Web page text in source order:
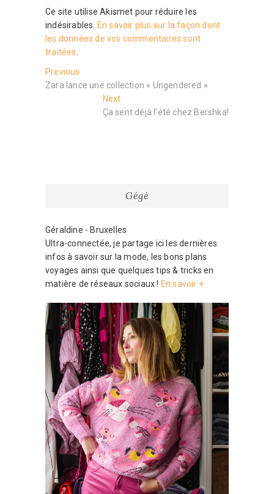
Ce site utilise Akismet pour réduire les
indésirables.
En savoir plus sur la façon dont
les données de vos commentaires sont
traitées
Navigation
de
Previous
post:
Zara lance une collection « Ungendered »
NextNext
post:
Ça sent déjà l’été chez Bershka!
Gégé
Géraldine - Bruxelles
Ultra-connectée, je partage ici les dernières
infos à savoir sur la mode, les bons plans
voyages ainsi que quelques tips & tricks en
matière de réseaux sociaux ! En savoir +